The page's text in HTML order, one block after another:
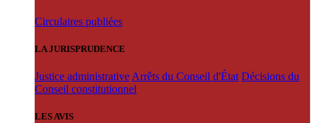
Circulaires publiées
LA JURISPRUDENCE
Justice administrative Arrêts du Conseil d'État Décisions du
Conseil constitutionnel
LES AVIS